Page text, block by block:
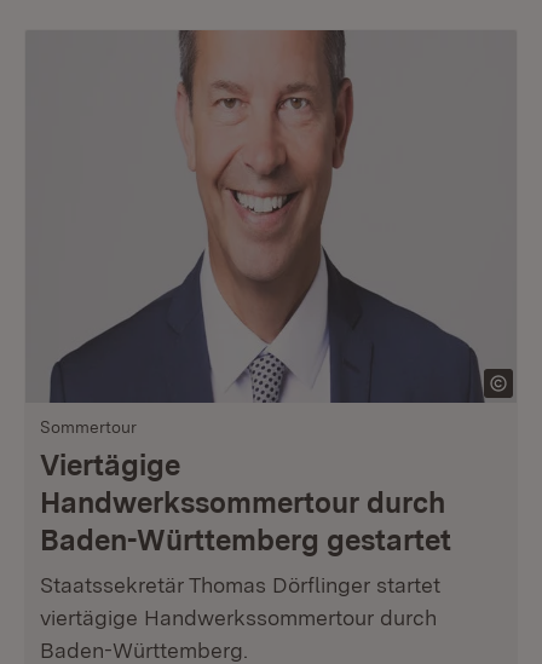
Sommertour
Viertägige
Handwerkssommertour durch
Baden-Württemberg gestartet
Staatssekretär Thomas Dörflinger startet
viertägige Handwerkssommertour durch
Baden-Württemberg.